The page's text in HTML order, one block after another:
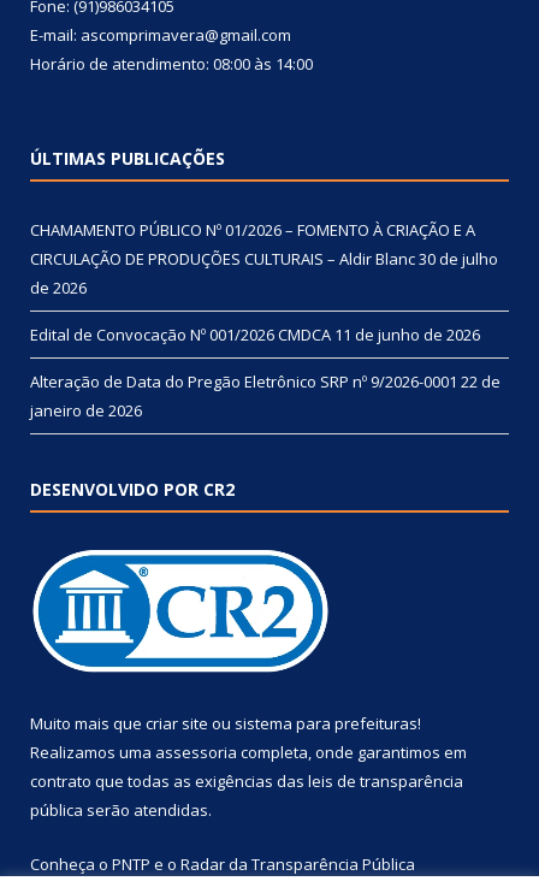
Fone: (91)986034105
E-mail: ascomprimavera@gmail.com
Horário de atendimento: 08:00 às 14:00
ÚLTIMAS PUBLICAÇÕES
CHAMAMENTO PÚBLICO Nº 01/2026 – FOMENTO À CRIAÇÃO E A
CIRCULAÇÃO DE PRODUÇÕES CULTURAIS – Aldir Blanc30 de julho
de 2026
Edital de Convocação Nº 001/2026 CMDCA 11 de junho de 2026
Alteração de Data do Pregão Eletrônico SRP nº 9/2026-0001 22 de
janeiro de 2026
DESENVOLVIDO POR CR2
Muito mais que criar site ou sistema para prefeituras!
Realizamos uma assessoria completa, onde garantimos em
contrato que todas as exigências das leis de transparência
pública serão atendidas.
Conheça o PNTP e o Radar da Transparência Pública